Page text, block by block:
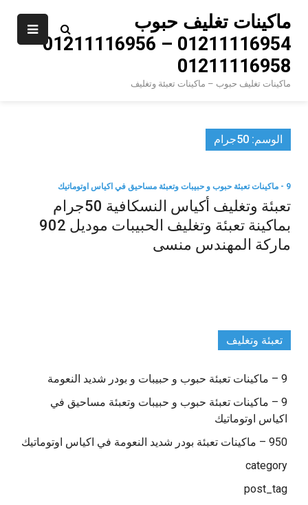
content
ماكينات تغليف حبوب
01211116954 – 01211116956 –
01211116958
ماكينات تغليف حبوب – ماكينات تعبئة وتغليف
الوسم: 50جرام
9 - ماكينات تعبئة حبوب و حبيبات وتعبئة مساحيق في اكياس اوتوماتيك
تعبئة وتغليف أكياس النسكافية 50جرام
بماكينة تعبئة وتغليف الحبيبات موديل 902
ماركة المهندس منسى
تعبئة وتغليف
9 – ماكينات تعبئة حبوب و حبيبات و بودر شديد النعومة
9 – ماكينات تعبئة حبوب و حبيبات وتعبئة مساحيق في
اكياس اوتوماتيك
950 – ماكينات تعبئة بودر شديد النعومة في اكياس اوتوماتيك
category
post_tag